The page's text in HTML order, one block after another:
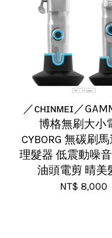
／ᴄʜɪɴᴍᴇɪ／
博格無刷大小
CYBORG 無碳刷
理髮器 低震動噪
油頭電剪 晴美
NT$ 8,000